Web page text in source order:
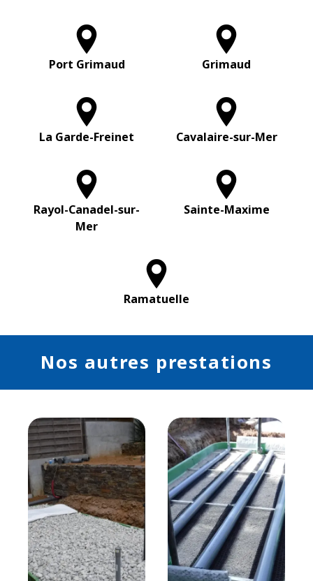
Port Grimaud Grimaud
La Garde-Freinet Cavalaire-sur-Mer
Rayol-Canadel-sur-
Mer
Sainte-Maxime
Ramatuelle
Nos autres prestations